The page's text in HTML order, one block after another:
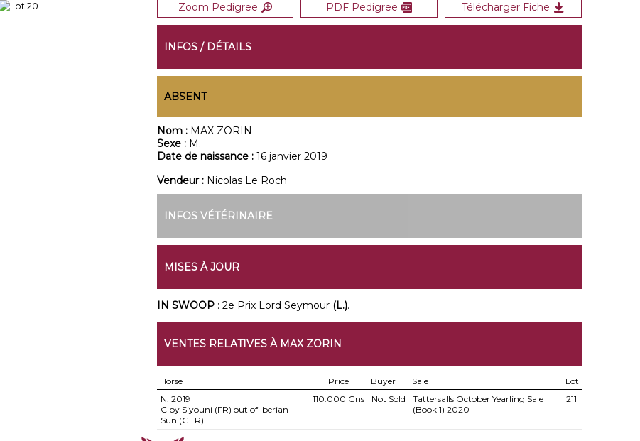
Zoom Pedigree PDF Pedigree Télécharger Fiche
INFOS / DÉTAILS
ABSENT
Nom : MAX ZORIN
Sexe : M.
Date de naissance : 16 janvier 2019
Vendeur : Nicolas Le Roch
INFOS VÉTÉRINAIRE
MISES À JOUR
IN SWOOP: 2e Prix Lord Seymour (L.).
VENTES RELATIVES À MAX ZORIN
Horse Price Buyer Sale
Lot
N. 2019
C by Siyouni (FR) out of Iberian
Sun (GER)
110.000 Gns Not Sold
Tattersalls October Yearling Sale
(Book 1) 2020
211